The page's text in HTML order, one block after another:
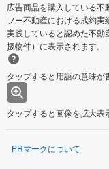
広告商品を購入している
フー不動産における成約
実践していると認めた不動
扱物件）に表示されます。
タップすると用語の意味が
タップすると画像を拡大表
PRマークについて